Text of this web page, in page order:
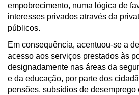
empobrecimento, numa lógica de
interesses privados através da
públicos.
Em consequência, acentuou-se a
acesso aos serviços prestados às
designadamente nas áreas da
e da educação, por parte dos
pensões, subsídios de desemprego